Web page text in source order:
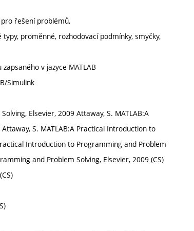
řešení problémů,
proměnné, rozhodovací podmínky, smyčky,
v jazyce MATLAB
Simulink
Elsevier, 2009 Attaway, S. MATLAB:A
S. MATLAB:A Practical Introduction to
Introduction to Programming and Problem
and Problem Solving, Elsevier, 2009 (CS)